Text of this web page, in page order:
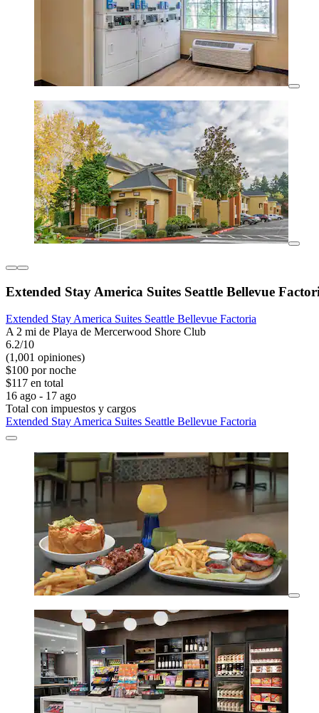
Extended Stay America Suites Seattle Bellevue
Extended Stay America Suites Seattle Bellevue Factoria
A 2 mi de Playa de Mercerwood Shore Club
6.2/10
(1,001 opiniones)
$100 por noche
$117 en total
16 ago - 17 ago
Total con impuestos y cargos
Extended Stay America Suites Seattle Bellevue Factoria